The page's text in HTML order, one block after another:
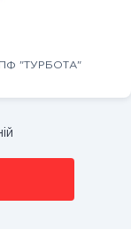
"ТУРБОТА"